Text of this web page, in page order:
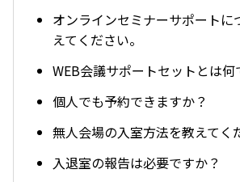
オンラインセミナーサポートに
えてください。
WEB会議サポートセットとは何
個人でも予約できますか？
無人会場の入室方法を教えてく
入退室の報告は必要ですか？